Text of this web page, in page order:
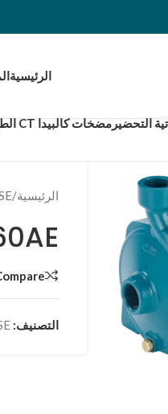
الرئيسية
التحضير مضخات كالبيدا CT الطرفية
الرئيسية/
التصنيف: